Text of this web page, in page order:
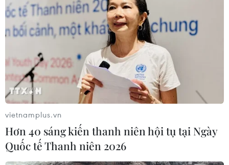
vietnamplus.vn
Hơn 40 sáng kiến thanh niên hội tụ tại Ngày
Quốc tế Thanh niên 2026